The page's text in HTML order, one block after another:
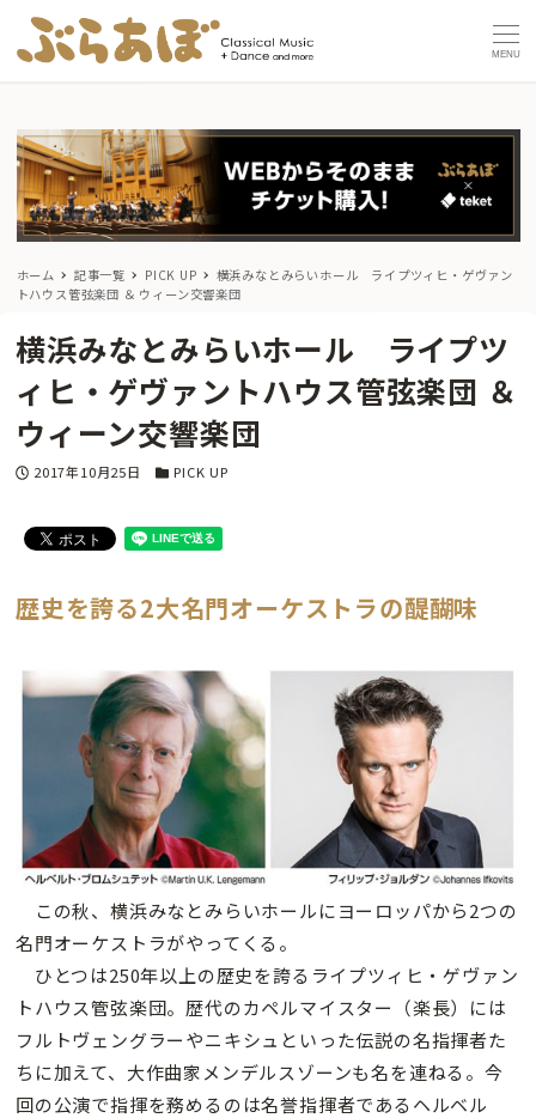
MENU
ホーム 記事一覧 PICK UP
横浜みなとみらいホール ライプツィヒ・ゲヴァン
トハウス管弦楽団 ＆ ウィーン交響楽団
横浜みなとみらいホール ライプツ
ィヒ・ゲヴァントハウス管弦楽団 ＆
ウィーン交響楽団
投稿日
2017年10月25日 カテゴリー
PICK UP
歴史を誇る2大名門オーケストラの醍醐味
この秋、横浜みなとみらいホールにヨーロッパから2つの
名門オーケストラがやってくる。
ひとつは250年以上の歴史を誇るライプツィヒ・ゲヴァン
トハウス管弦楽団。歴代のカペルマイスター（楽長）には
フルトヴェングラーやニキシュといった伝説の名指揮者た
ちに加えて、大作曲家メンデルスゾーンも名を連ねる。今
回の公演で指揮を務めるのは名誉指揮者であるヘルベル